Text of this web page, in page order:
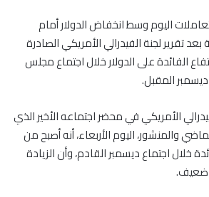
اليوم وسط انخفاض الدولار أمام
تقرير لجنة الفيدرالي الأمريكي الصادرة
الفائدة على الدولار خلال اجتماع مجلس
المقبل.
الأمريكي في محضر اجتماعه الأخير الذي
أكتوبر الماضي والمنشور، اليوم الأربعاء، أنه أصبح من
خلال اجتماع ديسمبر القادم، وأن الزيادة
ضعيف.